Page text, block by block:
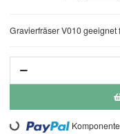
Gravierfräser V010 geeignet
Loading...